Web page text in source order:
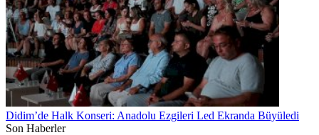
Didim’de Halk Konseri: Anadolu Ezgileri Led Ekranda Büyüledi
Son Haberler